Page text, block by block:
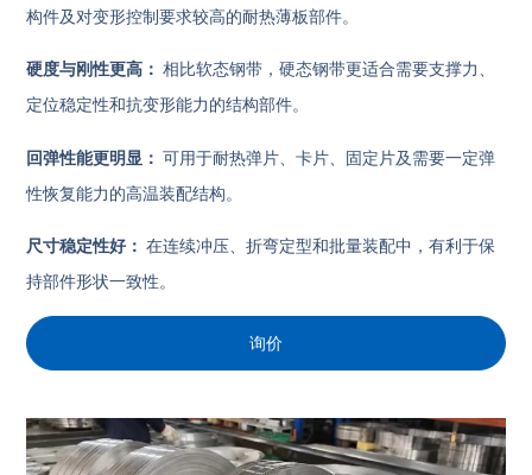
构件及对变形控制要求较高的耐热薄板部件。
硬度与刚性更高： 相比软态钢带，硬态钢带更适合需要支撑力、
定位稳定性和抗变形能力的结构部件。
回弹性能更明显： 可用于耐热弹片、卡片、固定片及需要一定弹
性恢复能力的高温装配结构。
尺寸稳定性好： 在连续冲压、折弯定型和批量装配中，有利于保
持部件形状一致性。
询价